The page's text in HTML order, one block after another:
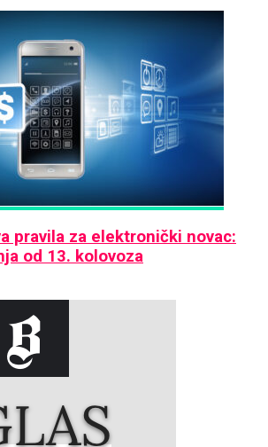
pravila za elektronički novac:
od 13. kolovoza